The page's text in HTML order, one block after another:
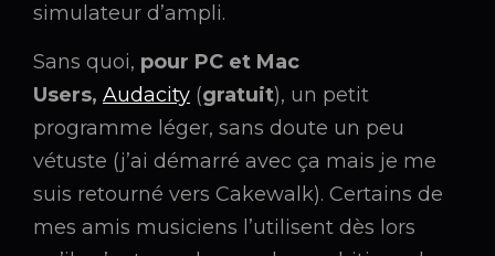
simulateur d’ampli.
Sans quoi, pour PC et Mac
Users, Audacity (gratuit), un petit
programme léger, sans doute un peu
vétuste (j’ai démarré avec ça mais je me
suis retourné vers Cakewalk). Certains de
mes amis musiciens l’utilisent dès lors